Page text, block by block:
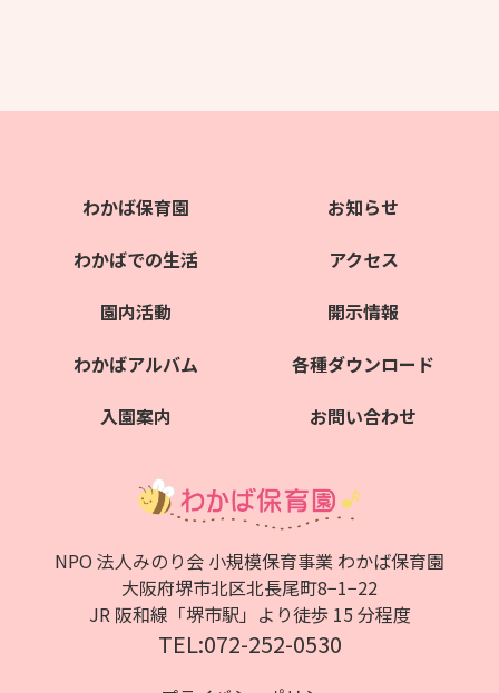
わかば保育園
わかばでの生活
園内活動
わかばアルバム
入園案内
お知らせ
アクセス
開示情報
各種ダウンロード
お問い合わせ
NPO 法人みのり会 小規模保育事業 わかば保育園
大阪府堺市北区北⻑尾町8−1−22
JR 阪和線「堺市駅」より徒歩 15 分程度
TEL:072-252-0530